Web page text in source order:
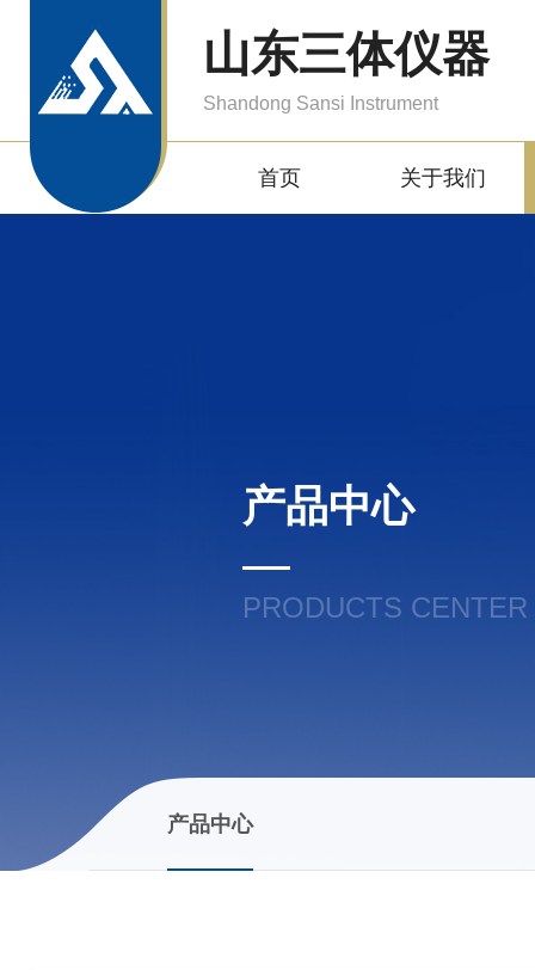
山东三体仪器
Shandong Sansi Instrument
首页 关于我们
产品中心
PRODUCTS CENTER
产品中心